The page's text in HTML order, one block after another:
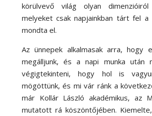
körülvevő világ olyan
melyeket csak napjainkban tárt fel a
mondta el.
Az ünnepek alkalmasak arra, hogy
megálljunk, és a napi munka után
végigtekinteni, hogy hol is
mögöttünk, és mi vár ránk a
már Kollár László akadémikus, az
mutatott rá köszöntőjében.